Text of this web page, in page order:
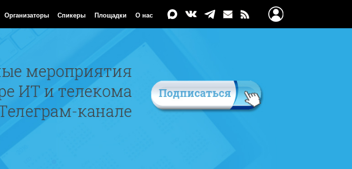
Организаторы Спикеры Площадки О нас